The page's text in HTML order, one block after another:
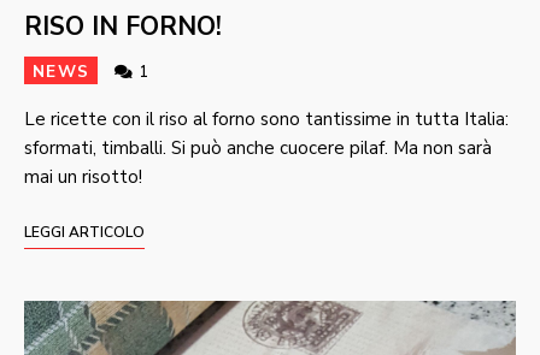
RISO IN FORNO!
NEWS 1
Le ricette con il riso al forno sono tantissime in tutta Italia:
sformati, timballi. Si può anche cuocere pilaf. Ma non sarà
mai un risotto!
LEGGI ARTICOLO